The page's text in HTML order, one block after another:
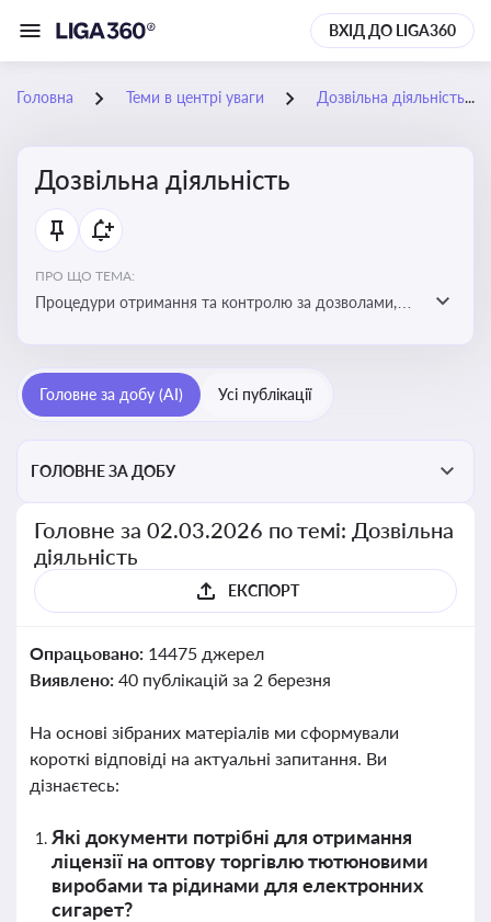
ВХІД ДО LIGA360
Головна Теми в центрі уваги Дозвільна діяльність
Дозвільна діяльність
ПРО ЩО ТЕМА:
Процедури отримання та контролю за дозволами,
законодавстві, щоб уникнути порушень та
забезпечити відповідність вимогам регуляторних
Головне за добу (AI) Усі публікації
ГОЛОВНЕ ЗА ДОБУ
Головне за 02.03.2026 по темі: Дозвільна
діяльність
ЕКСПОРТ
Опрацьовано: 14475 джерел
Виявлено: 40 публікацій за 2 березня
На основі зібраних матеріалів ми сформували
короткі відповіді на актуальні запитання. Ви
дізнаєтесь:
Які документи потрібні для отримання
ліцензії на оптову торгівлю тютюновими
виробами та рідинами для електронних
сигарет?